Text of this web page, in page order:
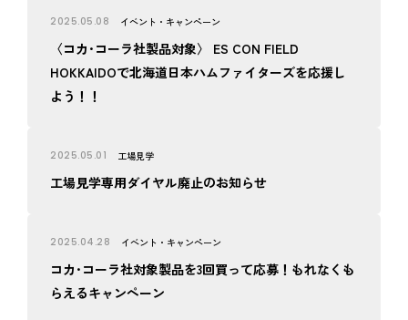
2025.05.08 イベント・キャンペーン
〈コカ･コーラ社製品対象〉 ES CON FIELD
HOKKAIDOで北海道日本ハムファイターズを応援し
よう！！
2025.05.01 工場見学
工場見学専用ダイヤル廃止のお知らせ
2025.04.28 イベント・キャンペーン
コカ･コーラ社対象製品を3回買って応募！もれなくも
らえるキャンペーン